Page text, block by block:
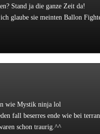
Stand ja die ganze Zeit da!
glaube sie meinten Ballon
wie Mystik ninja lol
fall beserres ende wie bei
schon traurig.^^